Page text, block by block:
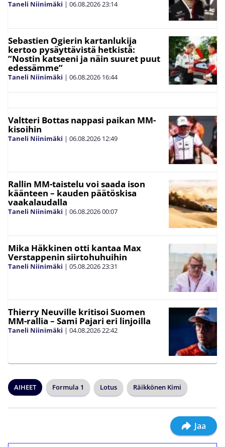
Taneli Niinimäki | 06.08.202623:14
Sebastien Ogierin kartanlukija
kertoo pysäyttävistä hetkistä:
”Nostin katseeni ja näin suuret puut
edessämme”
Taneli Niinimäki | 06.08.2026 16:44
Valtteri Bottas nappasi paikan MM-
kisoihin
Taneli Niinimäki | 06.08.2026 12:49
Rallin MM-taistelu voi saada ison
käänteen – kauden päätöskisa
vaakalaudalla
Taneli Niinimäki | 06.08.202600:07
Mika Häkkinen otti kantaa Max
Verstappenin siirtohuhuihin
Taneli Niinimäki | 05.08.202623:31
Thierry Neuville kritisoi Suomen
MM-rallia – Sami Pajari eri linjoilla
Taneli Niinimäki | 04.08.202622:42
AIHEET Formula 1 Lotus Räikkönen Kimi
Jaa